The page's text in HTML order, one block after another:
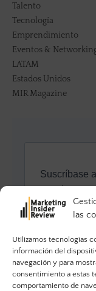
las
Utilizamos tecnologías
información del
navegación y para
consentimiento a estas
comportamiento de
Talento
Tecnología
Emprendimiento
Eventos &
LATAM
Estados Unidos
MIR Magazine